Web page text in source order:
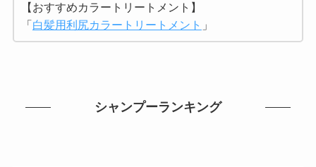
【おすすめカラートリートメント】
「白髪用利尻カラートリートメント 」
シャンプーランキング